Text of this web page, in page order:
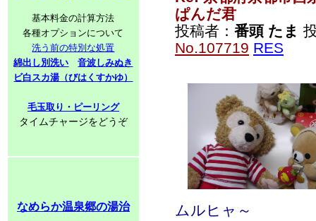
基本料金の計算方法
各種オプションについて
洗う前の特別な処置
綿出し別洗い
音波しみぬき
ビ白スカ湯（びはくすかゆ）
毛玉取り・ピーリング
タイムチャージをどうぞ
なめらか温泉郷の湯治
ぱんだ君
投稿者： 番頭 たま
No.107719 RES
ムルヒャ～